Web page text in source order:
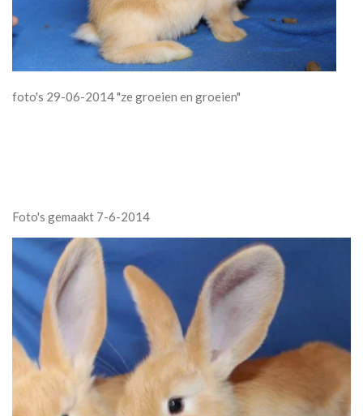
foto's 29-06-2014 "ze groeien en groeien"
Foto's gemaakt 7-6-2014